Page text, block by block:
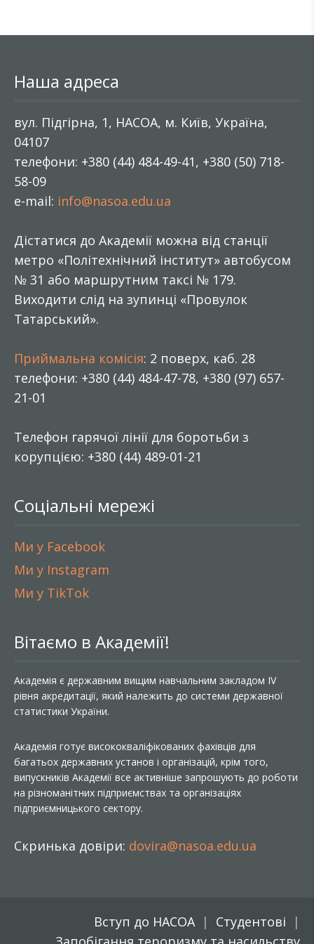
Наша адреса
вул. Підгірна, 1, НАСОА, м. Київ, Україна,
04107
телефони: +380 (44) 484-49-41, +380 (50) 718-
58-09
e-mail: info@nasoa.edu.ua
Дістатися до Академії можна від станції
метро «Політехнічний інститут» автобусом
№ 31 або маршрутним таксі № 179.
Виходити слід на зупинці «Провулок
Татарський».
Приймальна комісія: 2 поверх, каб. 28
телефони: +380 (44) 484-47-78, +380 (97) 657-
21-01
Телефон гарячої лінії для боротьби з
корупцією: +380 (44) 489-01-21
Соціальні мережі
Ми у Facebook
Ми у Instagram
Ми у TikTok
Вітаємо в Академії!
Академія є державним вищим навчальним закладом IV
рівня акредитації, який належить до системи державної
статистики України.
Академія готує висококваліфікованих фахівців для
багатьох державних установ і організацій, крім того,
випускників Академії все активніше запрошують до роботи
на різноманітних підприємствах та організаціях
підприємницького сектору.
Скринька довіри: dovira@nasoa.edu.ua
Вступ до НАСОА
Студентові